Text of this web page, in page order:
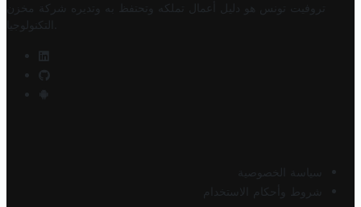
تروفيت تونس هو دليل أعمال تملكه وتحتفظ به وتديره
شركة مخزن
التكنولوجيا
سياسة الخصوصية
شروط وأحكام الاستخدام